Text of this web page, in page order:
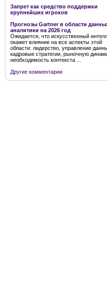
Запрет как средство поддержки
крупнейших игроков
Прогнозы Gartner в области
аналитики на 2026 год
Ожидается, что искусственный
окажет влияние на все аспекты этой
области: лидерство, управление
кадровые стратегии, рыночную
необходимость контекста ...
Другие комментарии